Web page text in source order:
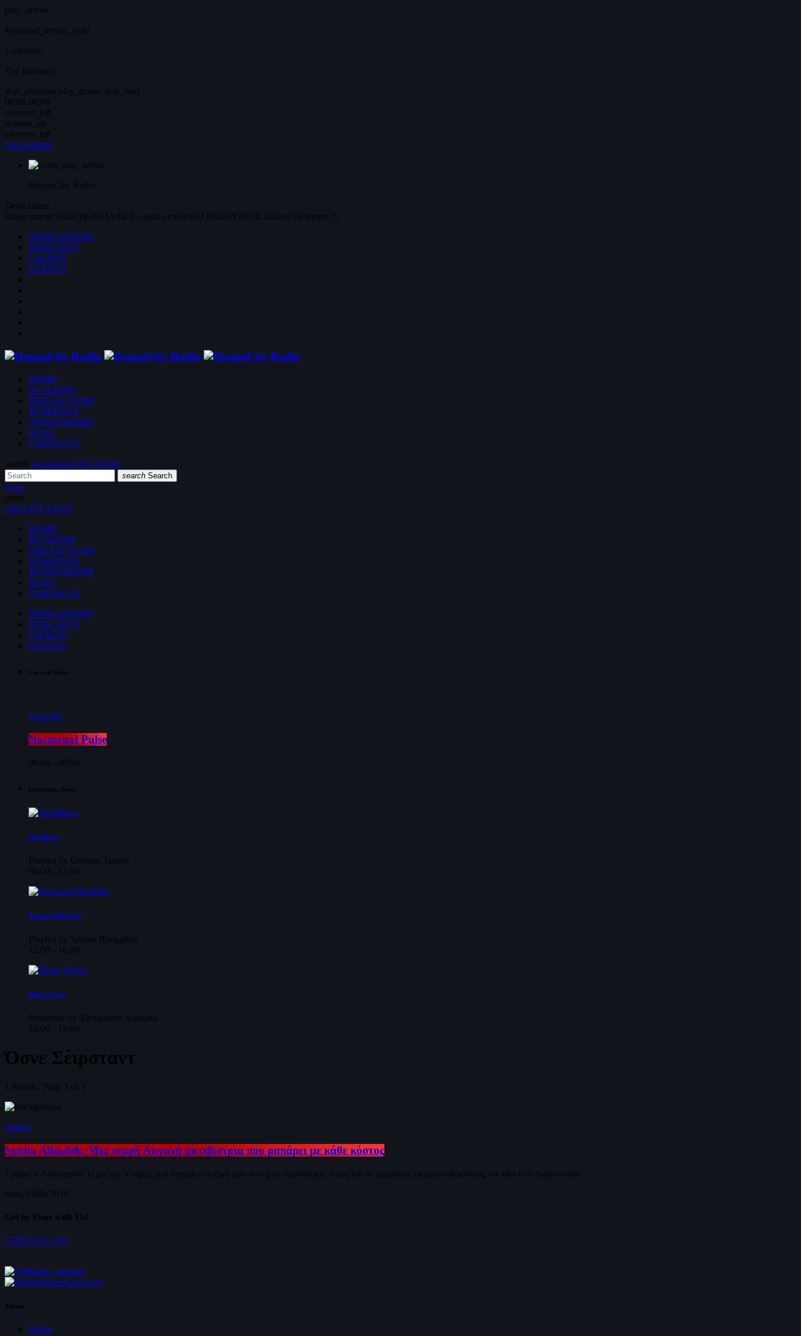
play_arrow
keyboard_arrow_right
Listeners:
Top listeners:
skip_previous play_arrow skip_next
00:00 00:00
chevron_left
volume_up
chevron_left
Go to album
play_arrow
DreamCity Radio
Dedications
Blade runner Καλό βράδυ Lydia Τι ωραίες επιλογές! ΒΕΔΟΥΙΝΟΣ Χώστα Γιώργαρε !!
DEDICATIONS
PODCASTS
CHARTS
EVENTS
HOME
DC RADIO
DREAM TEAM
SCHEDULE
SPONSORSHIP
BLOG
CONTACTS
search menuchatLIVE CHAT
search Search
close
close
chatLIVE CHAT
HOME
DC RADIO
DREAM TEAM
SCHEDULE
SPONSORSHIP
BLOG
CONTACTS
DEDICATIONS
PODCASTS
CHARTS
EVENTS
Current Show
Freestyle
Nocturnal Pulse
00:00 - 08:00
Upcoming shows
Worldbeat
Playlist by Giorgos Tsekos
08:00 - 12:00
Backseat Melodies
Playlist by Spyros Rouggeris
12:00 - 16:00
Music Storm
Presented by Alexandros Kousidis
16:00 - 18:00
Όσνε Σέιρσταντ
1 Result / Page 1 of 1
Άρθρα
Sonita Alizadeh: Μια νεαρή Αφγανή ακτιβίστρια που ραπάρει με κάθε κόστος
Γράφει η Αικατερίνη Τεμπέλη. Υπήρξε μια στιγμή στη ζωή μου που μου προτάθηκε, όπως και σε μερικούς ακόμη ανθρώπους, να πάω στο Αφγανιστάν.
today 14/06/2019
Get in Tune with Us!
CONTACT US!
Menu
Home